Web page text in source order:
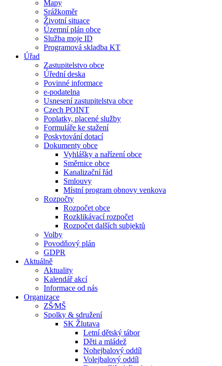
Mapy
Srážkoměr
Životní situace
Územní plán obce
Služba moje ID
Programová skladba KT
Úřad
Zastupitelstvo obce
Úřední deska
Povinné informace
e-podatelna
Usnesení zastupitelstva obce
Czech POINT
Poplatky, placené služby
Formuláře ke stažení
Poskytování dotací
Dokumenty obce
Vyhlášky a nařízení obce
Směrnice obce
Kanalizační řád
Smlouvy
Místní program obnovy venkova
Rozpočty
Rozpočet obce
Rozklikávací rozpočet
Rozpočet dalších subjektů
Volby
Povodňový plán
GDPR
Aktuálně
Aktuality
Kalendář akcí
Informace od nás
Organizace
ZŠ⁄MŠ
Spolky & sdružení
SK Žlutava
Letní dětský tábor
Děti a mládež
Nohejbalový oddíl
Volejbalový oddíl